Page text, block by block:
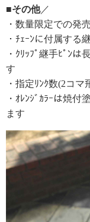
■その他／
・数量限定での発
・ﾁｪｰﾝに付属する
・ｸﾘｯﾌﾟ継手ﾋﾟﾝは
す
・指定ﾘﾝｸ数(2コマ
・ｵﾚﾝｼﾞｶﾗｰは焼付
ます